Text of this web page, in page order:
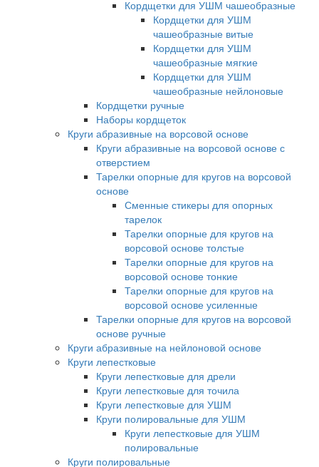
Кордщетки для УШМ чашеобразные
Кордщетки для УШМ
чашеобразные витые
Кордщетки для УШМ
чашеобразные мягкие
Кордщетки для УШМ
чашеобразные нейлоновые
Кордщетки ручные
Наборы кордщеток
Круги абразивные на ворсовой основе
Круги абразивные на ворсовой основе с
отверстием
Тарелки опорные для кругов на ворсовой
основе
Сменные стикеры для опорных
тарелок
Тарелки опорные для кругов на
ворсовой основе толстые
Тарелки опорные для кругов на
ворсовой основе тонкие
Тарелки опорные для кругов на
ворсовой основе усиленные
Тарелки опорные для кругов на ворсовой
основе ручные
Круги абразивные на нейлоновой основе
Круги лепестковые
Круги лепестковые для дрели
Круги лепестковые для точила
Круги лепестковые для УШМ
Круги полировальные для УШМ
Круги лепестковые для УШМ
полировальные
Круги полировальные